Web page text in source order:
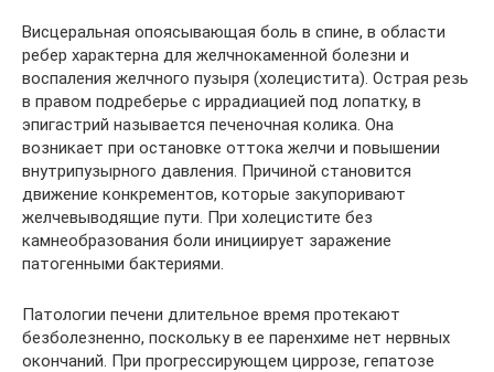
Висцеральная опоясывающая боль в спине, в области
ребер характерна для желчнокаменной болезни и
воспаления желчного пузыря (холецистита). Острая резь
в правом подреберье с иррадиацией под лопатку, в
эпигастрий называется печеночная колика. Она
возникает при остановке оттока желчи и повышении
внутрипузырного давления. Причиной становится
движение конкрементов, которые закупоривают
желчевыводящие пути. При холецистите без
камнеобразования боли инициирует заражение
патогенными бактериями.
Патологии печени длительное время протекают
безболезненно, поскольку в ее паренхиме нет нервных
окончаний. При прогрессирующем циррозе, гепатозе